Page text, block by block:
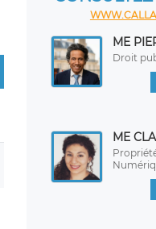
ME
Droit
ME